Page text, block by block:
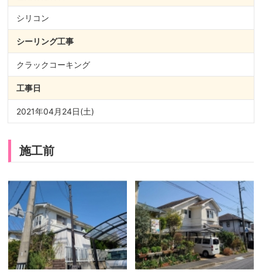
シリコン
シーリング工事
クラックコーキング
工事日
2021年04月24日(土)
施工前